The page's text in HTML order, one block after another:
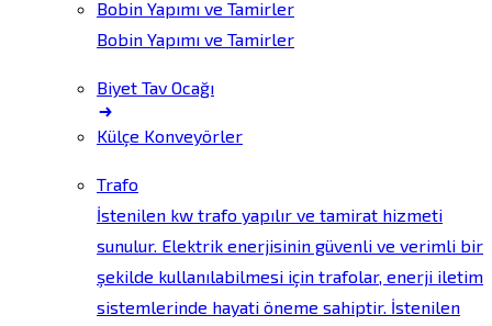
Bobin Yapımı ve Tamirler
Bobin Yapımı ve Tamirler
Biyet Tav Ocağı
Külçe Konveyörler
Trafo
İstenilen kw trafo yapılır ve tamirat hizmeti
sunulur. Elektrik enerjisinin güvenli ve verimli bir
şekilde kullanılabilmesi için trafolar, enerji iletim
sistemlerinde hayati öneme sahiptir. İstenilen